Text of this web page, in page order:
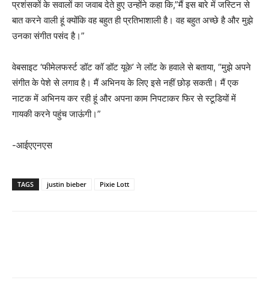
प्रशंसकों के सवालों का जवाब देते हुए उन्होंने कहा कि,”मैं इस बारे में जस्टिन से
बात करने वाली हूं क्योंकि वह बहुत ही प्रतिभाशाली है। वह बहुत अच्छे है और मुझे
उनका संगीत पसंद है।”
वेबसाइट ‘फीमेलफर्स्ट डॉट कॉ डॉट यूके’ ने लॉट के हवाले से बताया, “मुझे अपने
संगीत के पेशे से लगाव है। मैं अभिनय के लिए इसे नहीं छोड़ सकती। मैं एक
नाटक में अभिनय कर रही हूं और अपना काम निपटाकर फिर से स्टूडियों में
गायकी करने पहुंच जाऊंगी।”
-आईएएनएस
TAGS justin bieber Pixie Lott